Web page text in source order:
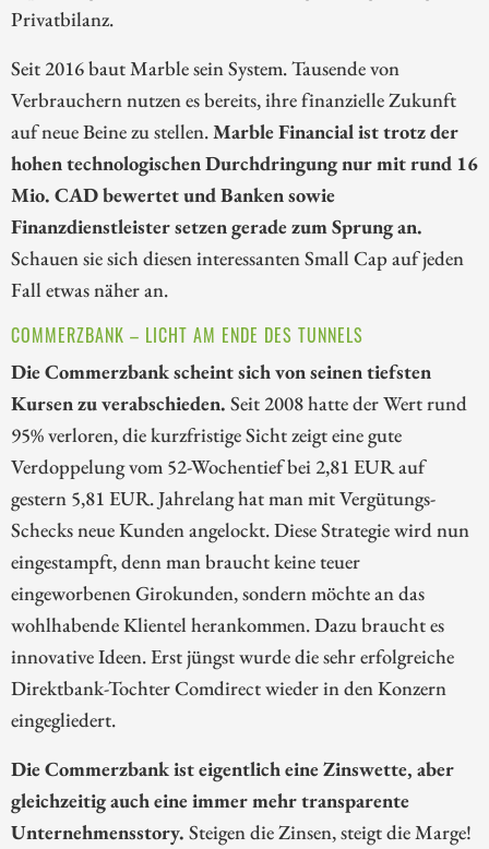
Privatbilanz.
Seit 2016 baut Marble sein System. Tausende von
Verbrauchern nutzen es bereits, ihre finanzielle Zukunft
auf neue Beine zu stellen.Marble Financial ist trotz der
hohen technologischen Durchdringung nur mit rund 16
Mio. CAD bewertet und Banken sowie
Finanzdienstleister setzen gerade zum Sprung an.
Schauen sie sich diesen interessanten Small Cap auf jeden
Fall etwas näher an.
COMMERZBANK – LICHT AM ENDE DES TUNNELS
Die Commerzbank scheint sich von seinen tiefsten
Kursen zu verabschieden. Seit 2008 hatte der Wert rund
95% verloren, die kurzfristige Sicht zeigt eine gute
Verdoppelung vom 52-Wochentief bei 2,81 EUR auf
gestern 5,81 EUR. Jahrelang hat man mit Vergütungs-
Schecks neue Kunden angelockt. Diese Strategie wird nun
eingestampft, denn man braucht keine teuer
eingeworbenen Girokunden, sondern möchte an das
wohlhabende Klientel herankommen. Dazu braucht es
innovative Ideen. Erst jüngst wurde die sehr erfolgreiche
Direktbank-Tochter Comdirect wieder in den Konzern
eingegliedert.
Die Commerzbank ist eigentlich eine Zinswette, aber
gleichzeitig auch eine immer mehr transparente
Unternehmensstory. Steigen die Zinsen, steigt die Marge!